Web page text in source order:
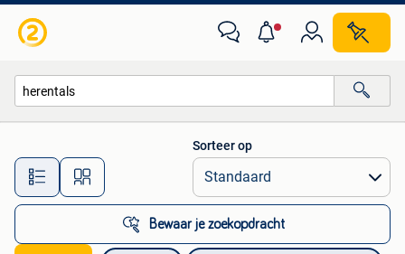
Alle afstanden…
Sorteer op
Bewaar je zoekopdracht